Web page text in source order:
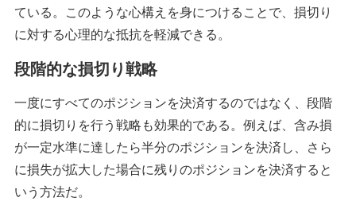
ている。このような心構えを身につけることで、損切り
に対する心理的な抵抗を軽減できる。
段階的な損切り戦略
一度にすべてのポジションを決済するのではなく、段階
的に損切りを行う戦略も効果的である。例えば、含み損
が一定水準に達したら半分のポジションを決済し、さら
に損失が拡大した場合に残りのポジションを決済すると
いう方法だ。